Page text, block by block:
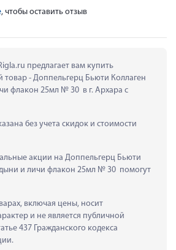
, чтобы оставить отзыв
предлагает вам купить
- Доппельгерц Бьюти Коллаген
флакон 25мл № 30  в г. Архара с
без учета скидок и стоимости
акции на Доппельгерц Бьюти
и личи флакон 25мл № 30  помогут
включая цены, носит
и не является публичной
437 Гражданского кодекса